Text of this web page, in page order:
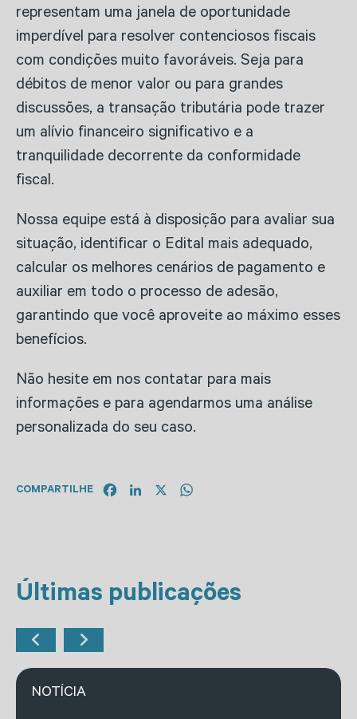
representam uma janela de oportunidade
imperdível para resolver contenciosos fiscais
com condições muito favoráveis. Seja para
débitos de menor valor ou para grandes
discussões, a transação tributária pode trazer
um alívio financeiro significativo e a
tranquilidade decorrente da conformidade
fiscal.
Nossa equipe está à disposição para avaliar sua
situação, identificar o Edital mais adequado,
calcular os melhores cenários de pagamento e
auxiliar em todo o processo de adesão,
garantindo que você aproveite ao máximo esses
benefícios.
Não hesite em nos contatar para mais
informações e para agendarmos uma análise
personalizada do seu caso.
COMPARTILHE FacebookLinkedIn
Últimas publicações
NOTÍCIA